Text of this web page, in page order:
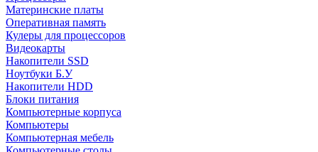
Материнские платы
Оперативная память
Кулеры для процессоров
Видеокарты
Накопители SSD
Ноутбуки Б.У
Накопители HDD
Блоки питания
Компьютерные корпуса
Компьютеры
Компьютерная мебель